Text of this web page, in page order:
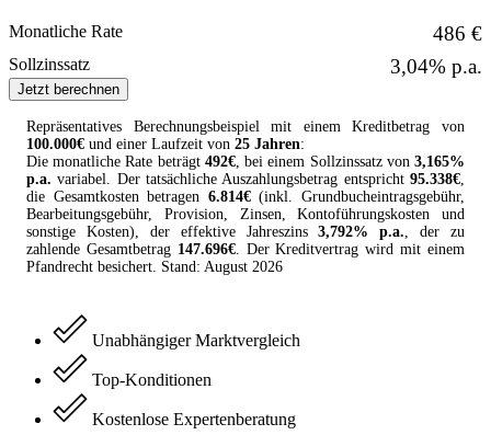
Monatliche Rate 486 €
Sollzinssatz 3,04% p.a.
Jetzt berechnen
Repräsentatives Berechnungsbeispiel mit einem Kreditbetrag von
100.000€ und einer Laufzeit von 25 Jahren:
Die monatliche Rate beträgt 492€, bei einem Sollzinssatz von 3,165%
p.a. variabel. Der tatsächliche Auszahlungsbetrag entspricht95.338€,
die Gesamtkosten betragen 6.814€(inkl. Grundbucheintragsgebühr,
Bearbeitungsgebühr, Provision, Zinsen, Kontoführungskosten und
sonstige Kosten), der effektive Jahreszins3,792% p.a., der zu
zahlende Gesamtbetrag 147.696€. Der Kreditvertrag wird mit einem
Pfandrecht besichert. Stand: August 2026
Unabhängiger Marktvergleich
Top-Konditionen
Kostenlose Expertenberatung